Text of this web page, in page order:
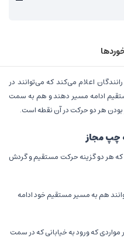
اعلام می‌کند که می‌توانند در
ادامه مسیر دهند و هم به سمت
بودن هر دو حرکت در آن نقطه است.
چپ مجاز
هر دو گزینه حرکت مستقیم و گردش
هم به مسیر مستقیم خود ادامه
مواردی که ورود به خیابانی که در سمت